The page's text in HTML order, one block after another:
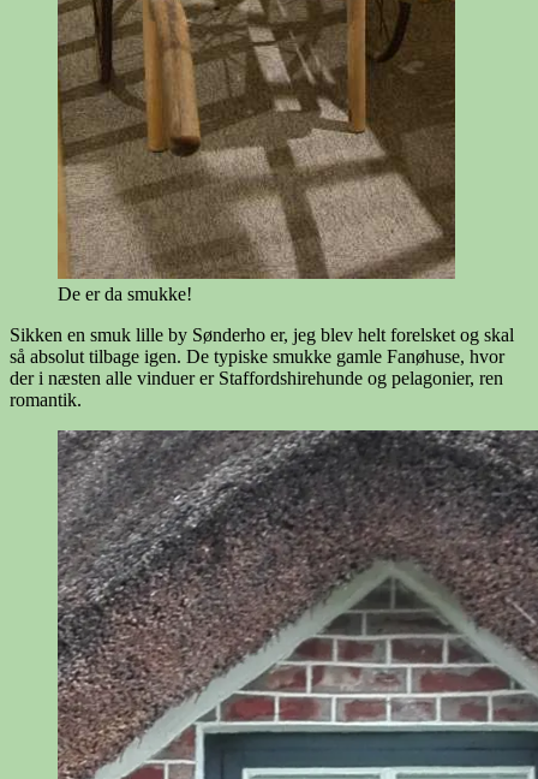
De er da smukke!
Sikken en smuk lille by Sønderho er, jeg blev helt forelsket og skal
så absolut tilbage igen. De typiske smukke gamle Fanøhuse, hvor
der i næsten alle vinduer er Staffordshirehunde og pelagonier, ren
romantik.